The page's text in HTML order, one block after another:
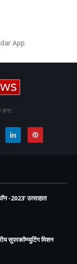
App
करा.
-2023’ उत्साहात
सुपरकॉम्प्युटिंग मिशन